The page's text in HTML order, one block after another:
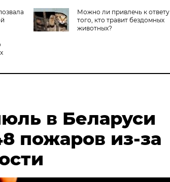
Можно ли привлечь к ответу
того, кто травит бездомных
животных?
в Беларуси
пожаров из-за